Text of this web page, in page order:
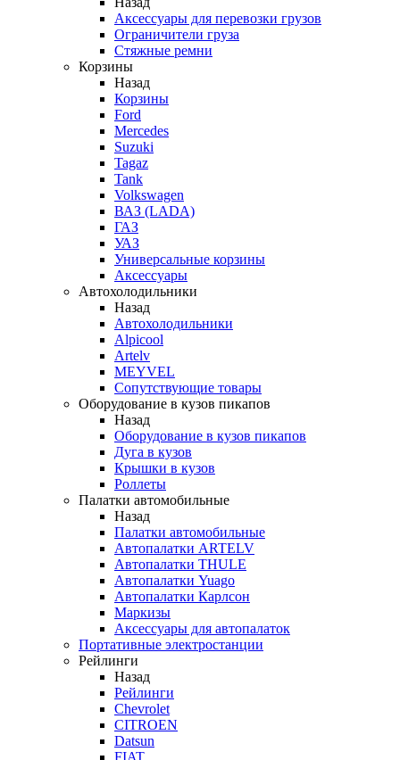
Аксессуары для перевозки грузов
Ограничители груза
Стяжные ремни
Корзины
Назад
Корзины
Ford
Mercedes
Suzuki
Tagaz
Tank
Volkswagen
ВАЗ (LADA)
ГАЗ
УАЗ
Универсальные корзины
Аксессуары
Автохолодильники
Назад
Автохолодильники
Alpicool
Artelv
MEYVEL
Сопутствующие товары
Оборудование в кузов пикапов
Назад
Оборудование в кузов пикапов
Дуга в кузов
Крышки в кузов
Роллеты
Палатки автомобильные
Назад
Палатки автомобильные
Автопалатки ARTELV
Автопалатки THULE
Автопалатки Yuago
Автопалатки Карлсон
Маркизы
Аксессуары для автопалаток
Портативные электростанции
Рейлинги
Назад
Рейлинги
Chevrolet
CITROEN
Datsun
FIAT